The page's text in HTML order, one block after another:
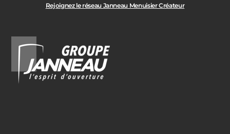
Rejoignez le réseau Janneau Menuisier Créateur